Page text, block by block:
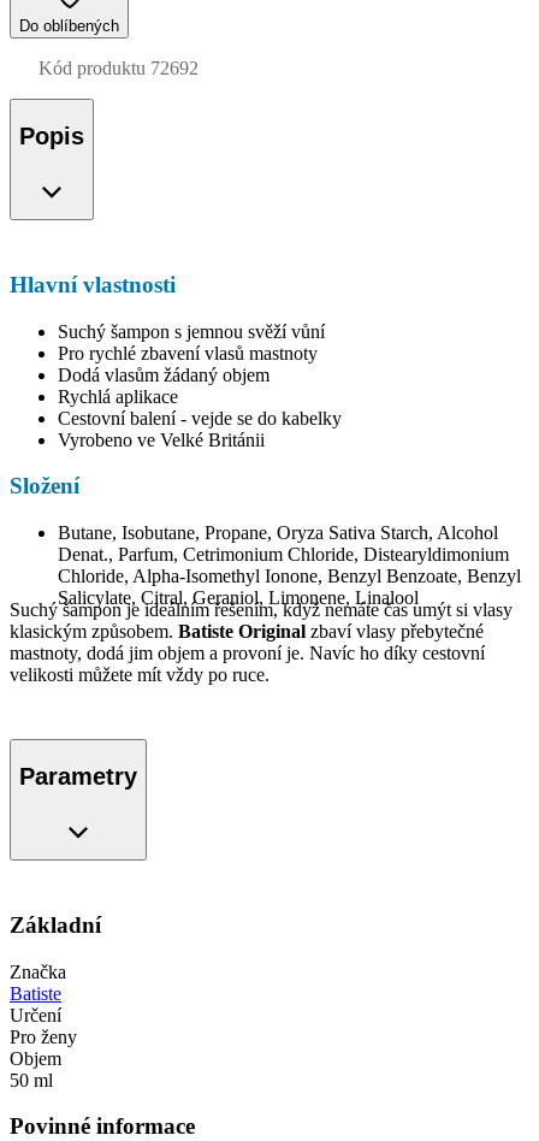
Do oblíbených
Kód produktu 72692
Popis
Hlavní vlastnosti
Suchý šampon s jemnou svěží vůní
Pro rychlé zbavení vlasů mastnoty
Dodá vlasům žádaný objem
Rychlá aplikace
Cestovní balení - vejde se do kabelky
Vyrobeno ve Velké Británii
Složení
Butane, Isobutane, Propane, Oryza Sativa Starch, Alcohol
Denat., Parfum, Cetrimonium Chloride, Distearyldimonium
Chloride, Alpha-Isomethyl Ionone, Benzyl Benzoate, Benzyl
Salicylate, Citral, Geraniol, Limonene, Linalool
Suchý šampon je ideálním řešením, když nemáte čas umýt si vlasy
klasickým způsobem. Batiste Original zbaví vlasy přebytečné
mastnoty, dodá jim objem a provoní je. Navíc ho díky cestovní
velikosti můžete mít vždy po ruce.
Parametry
Základní
Značka
Batiste
Určení
Pro ženy
Objem
50 ml
Povinné informace